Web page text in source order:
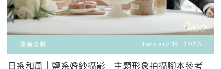
本相框......等。男生如果需要西服可另外加選，會由我們的專
業西服工作室【品位室西服】提供服務唷！Q：我有預算考
量，希望可以抓在$XXXXX，可以嗎？A：可以喔！一樣是來
店裡請顧問規劃，看有哪些內容慢慢討論刪減，去蕪存菁！
盡量留下您想要的內容，幫您規劃在預算內。Q：有小朋友的
高cp值，不需重複尋找廠商。簡單、純粹，無後續宴客包
袱。Q：我想調整內容，加一套拍照禮服、不要相本相框、想
調整照片組數......etc.，可以嗎？A：可以喔！方案內容都可
以來店跟顧問討論調整，調整完顧問會幫您重新報價喔！Q：
全毛片有贈送嗎？A：昆娜沒有照片全給，可以挑自己喜歡的
最新趨勢 January 19, 2026
日系和風｜鹽系婚紗攝影｜主題形象拍攝腳本參考